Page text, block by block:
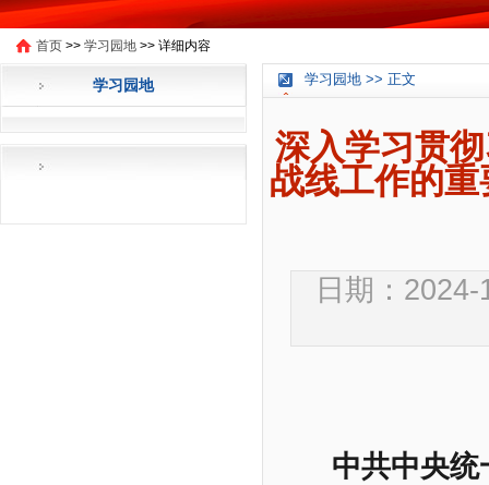
首页 >> 学习园地 >> 详细内容
学习园地 学习园地 >> 正文
深入学习贯
战线工作的
日期：
中共中央